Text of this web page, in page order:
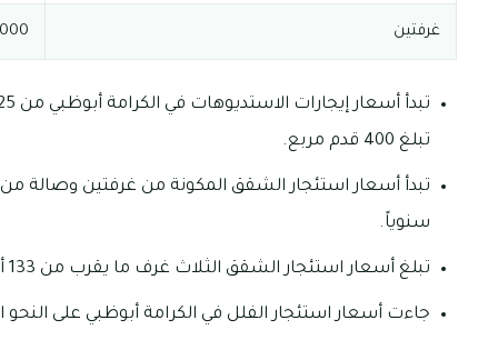
غرفتين 86,000
تبلغ 400 قدم مربع.
سنوياً.
تبلغ أسعار استئجار الشقق الثلاث غرف ما يقرب من 133 ألف درهم إماراتي بمساحات تبلغ 1765 قدم مربع.
جاءت أسعار استئجار الفلل في الكرامة أبوظبي على النحو